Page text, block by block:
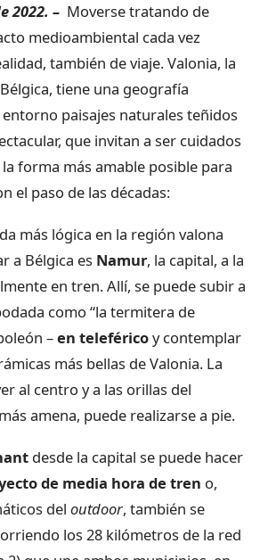
2022. – Moverse tratando de
medioambiental cada vez
también de viaje. Valonia, la
tiene una geografía
paisajes naturales teñidos
que invitan a ser cuidados
forma más amable posible para
el paso de las décadas:
más lógica en la región valona
a Bélgica es Namur, la capital, a la
en tren. Allí, se puede subir a
como “la termitera de
–en teleféricoy contemplar
más bellas de Valonia. La
al centro y a las orillas del
amena, puede realizarse a pie.
desde la capital se puede hacer
de media hora de tren o,
del outdoor, también se
los 28 kilómetros de la red